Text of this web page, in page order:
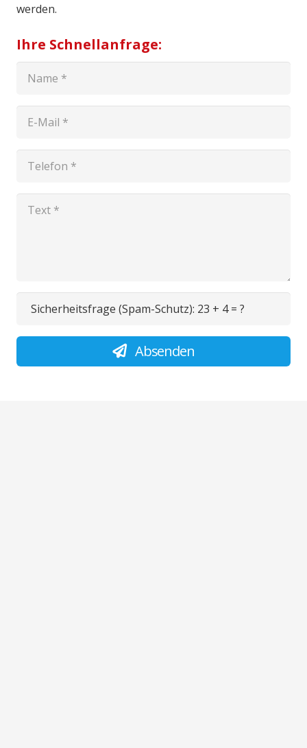
werden.
Ihre Schnellanfrage:
Sicherheitsfrage (Spam-Schutz): 23 + 4 = ?
Absenden